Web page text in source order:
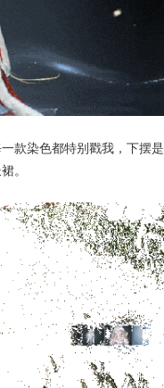
款染色都特别戳我，下摆是
。